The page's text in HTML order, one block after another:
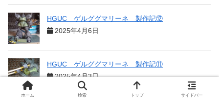
HGUC ゲルググマリーネ 製作記⑫
2025年4月6日
HGUC ゲルググマリーネ 製作記⑪
2025年4月3日
ホーム 検索 トップ サイドバー